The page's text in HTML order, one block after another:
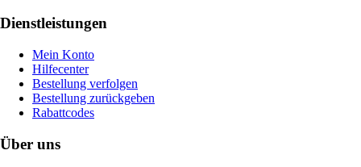
Dienstleistungen
Mein Konto
Hilfecenter
Bestellung verfolgen
Bestellung zurückgeben
Rabattcodes
Über uns